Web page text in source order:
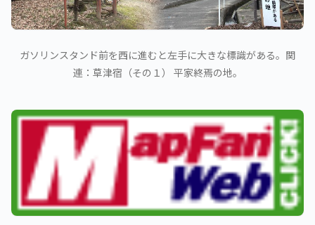
ガソリンスタンド前を西に進むと左手に大きな標識がある。関
連：草津宿（その１） 平家終焉の地。